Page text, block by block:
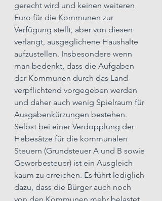
gerecht wird und keinen weiteren
Euro für die Kommunen zur
Verfügung stellt, aber von diesen
verlangt, ausgeglichene Haushalte
aufzustellen. Insbesondere wenn
man bedenkt, dass die Aufgaben
der Kommunen durch das Land
verpflichtend vorgegeben werden
und daher auch wenig Spielraum für
Ausgabenkürzungen bestehen.
Selbst bei einer Verdopplung der
Hebesätze für die kommunalen
Steuern (Grundsteuer A und B sowie
Gewerbesteuer) ist ein Ausgleich
kaum zu erreichen. Es führt lediglich
dazu, dass die Bürger auch noch